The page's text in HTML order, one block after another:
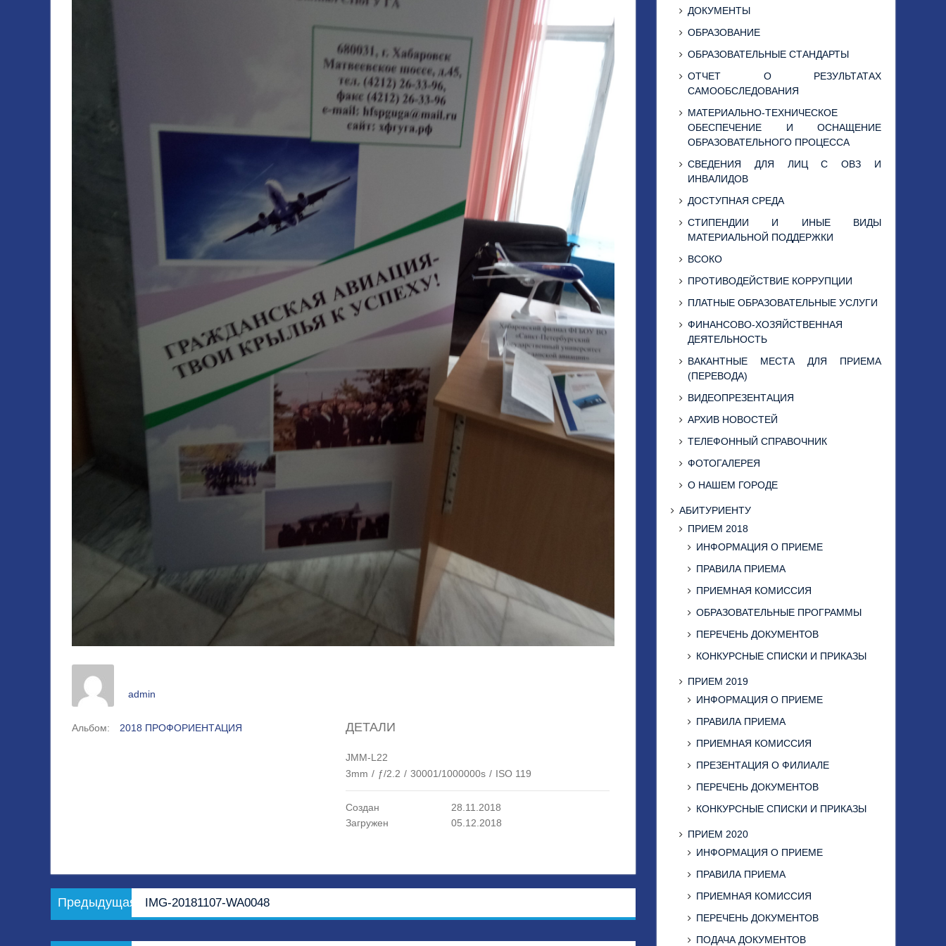
admin
Альбом: 2018 ПРОФОРИЕНТАЦИЯ ДЕТАЛИ
JMM-L22
3mm / ƒ/2.2 / 30001/1000000s / ISO 119
Создан
28.11.2018
Загружен
05.12.2018
Навигация
по
Предыдущая
запись:
IMG-20181107-WA0048
ДОКУМЕНТЫ
ОБРАЗОВАНИЕ
ОБРАЗОВАТЕЛЬНЫЕ СТАНДАРТЫ
ОТЧЕТ О РЕЗУЛЬТАТАХ
САМООБСЛЕДОВАНИЯ
МАТЕРИАЛЬНО-ТЕХНИЧЕСКОЕ
ОБЕСПЕЧЕНИЕ И ОСНАЩЕНИЕ
ОБРАЗОВАТЕЛЬНОГО ПРОЦЕССА
СВЕДЕНИЯ ДЛЯ ЛИЦ С ОВЗ И
ИНВАЛИДОВ
ДОСТУПНАЯ СРЕДА
СТИПЕНДИИ И ИНЫЕ ВИДЫ
МАТЕРИАЛЬНОЙ ПОДДЕРЖКИ
ВСОКО
ПРОТИВОДЕЙСТВИЕ КОРРУПЦИИ
ПЛАТНЫЕ ОБРАЗОВАТЕЛЬНЫЕ УСЛУГИ
ФИНАНСОВО-ХОЗЯЙСТВЕННАЯ
ДЕЯТЕЛЬНОСТЬ
ВАКАНТНЫЕ МЕСТА ДЛЯ ПРИЕМА
(ПЕРЕВОДА)
ВИДЕОПРЕЗЕНТАЦИЯ
АРХИВ НОВОСТЕЙ
ТЕЛЕФОННЫЙ СПРАВОЧНИК
ФОТОГАЛЕРЕЯ
О НАШЕМ ГОРОДЕ
АБИТУРИЕНТУ
ПРИЕМ 2018
ИНФОРМАЦИЯ О ПРИЕМЕ
ПРАВИЛА ПРИЕМА
ПРИЕМНАЯ КОМИССИЯ
ОБРАЗОВАТЕЛЬНЫЕ ПРОГРАММЫ
ПЕРЕЧЕНЬ ДОКУМЕНТОВ
КОНКУРСНЫЕ СПИСКИ И ПРИКАЗЫ
ПРИЕМ 2019
ИНФОРМАЦИЯ О ПРИЕМЕ
ПРАВИЛА ПРИЕМА
ПРИЕМНАЯ КОМИССИЯ
ПРЕЗЕНТАЦИЯ О ФИЛИАЛЕ
ПЕРЕЧЕНЬ ДОКУМЕНТОВ
КОНКУРСНЫЕ СПИСКИ И ПРИКАЗЫ
ПРИЕМ 2020
ИНФОРМАЦИЯ О ПРИЕМЕ
ПРАВИЛА ПРИЕМА
ПРИЕМНАЯ КОМИССИЯ
ПЕРЕЧЕНЬ ДОКУМЕНТОВ
ПОДАЧА ДОКУМЕНТОВ